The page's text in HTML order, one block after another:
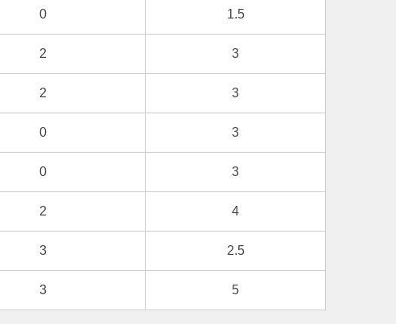
0 1.5
2 3
2 3
0 3
0 3
2 4
3 2.5
3 5